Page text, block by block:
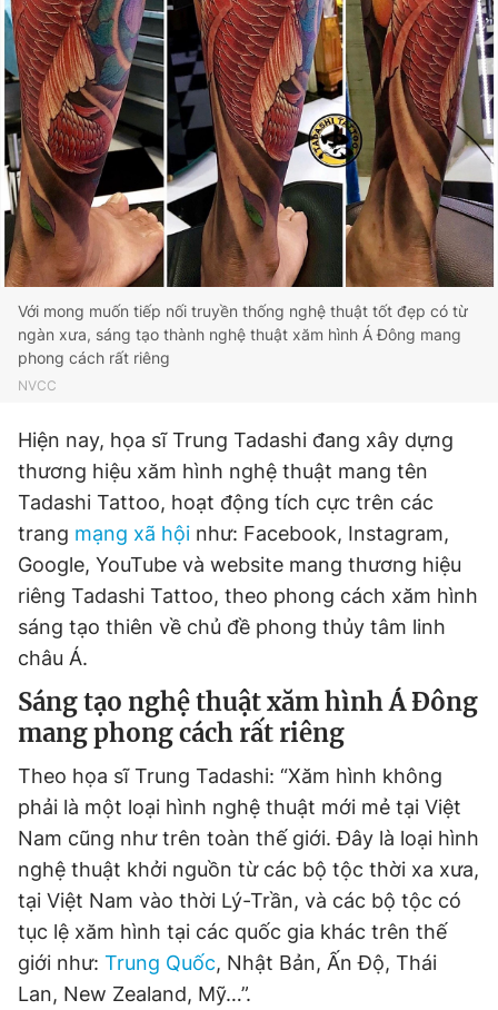
Với mong muốn tiếp nối truyền thống nghệ thuật tốt đẹp có từ
ngàn xưa, sáng tạo thành nghệ thuật xăm hình Á Đông mang
phong cách rất riêng
NVCC
Hiện nay, họa sĩ Trung Tadashi đang xây dựng
thương hiệu xăm hình nghệ thuật mang tên
Tadashi Tattoo, hoạt động tích cực trên các
trang mạng xã hội như: Facebook, Instagram,
Google, YouTube và website mang thương hiệu
riêng Tadashi Tattoo, theo phong cách xăm hình
sáng tạo thiên về chủ đề phong thủy tâm linh
châu Á.
Sáng tạo nghệ thuật xăm hình Á Đông
mang phong cách rất riêng
Theo họa sĩ Trung Tadashi: “Xăm hình không
phải là một loại hình nghệ thuật mới mẻ tại Việt
Nam cũng như trên toàn thế giới. Đây là loại hình
nghệ thuật khởi nguồn từ các bộ tộc thời xa xưa,
tại Việt Nam vào thời Lý-Trần, và các bộ tộc có
tục lệ xăm hình tại các quốc gia khác trên thế
giới như: Trung Quốc, Nhật Bản, Ấn Độ, Thái
Lan, New Zealand, Mỹ…”.